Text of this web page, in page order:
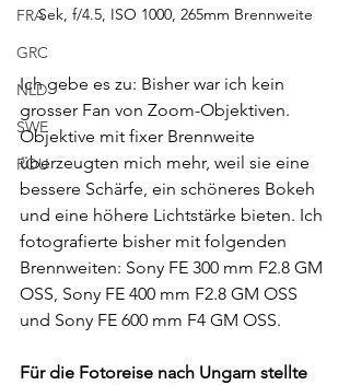
FRA
GRC
NLD
SWE
ROU
Sek, f/4.5, ISO 1000, 265mm Brennweite
Ich gebe es zu: Bisher war ich kein
grosser Fan von Zoom-Objektiven.
Objektive mit fixer Brennweite
überzeugten mich mehr, weil sie eine
bessere Schärfe, ein schöneres Bokeh
und eine höhere Lichtstärke bieten. Ich
fotografierte bisher mit folgenden
Brennweiten: Sony FE 300 mm F2.8 GM
OSS, Sony FE 400 mm F2.8 GM OSS
und Sony FE 600 mm F4 GM OSS.
Für die Fotoreise nach Ungarn stellte